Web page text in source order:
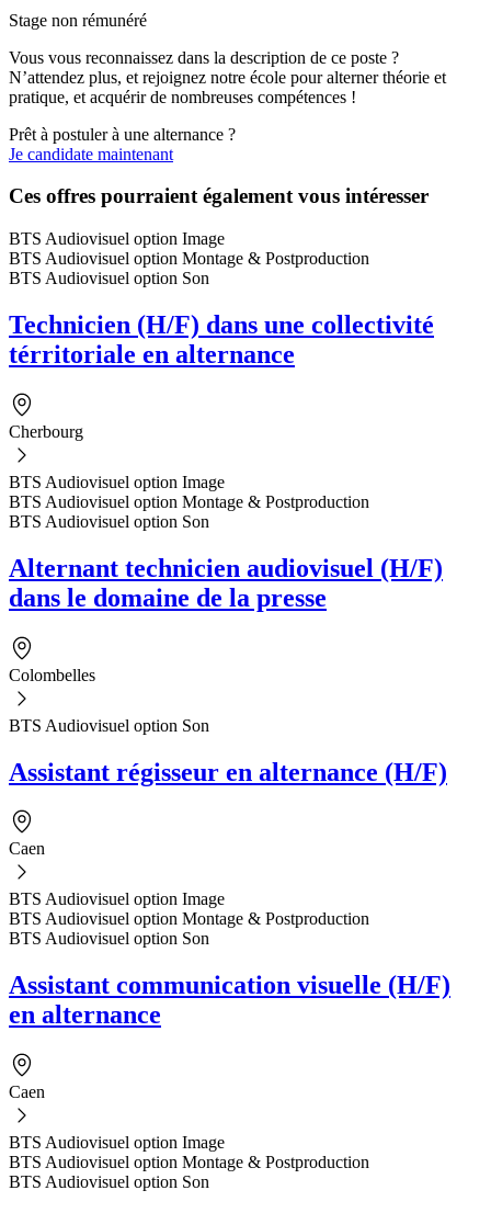
Stage non rémunéré
Vous vous reconnaissez dans la description de ce poste ?
N’attendez plus, et rejoignez notre école pour alterner théorie et
pratique, et acquérir de nombreuses compétences !
Prêt à postuler à une alternance ?
Je candidate maintenant
Ces offres pourraient également vous intéresser
BTS Audiovisuel option Image
BTS Audiovisuel option Montage & Postproduction
BTS Audiovisuel option Son
Technicien (H/F) dans une collectivité
térritoriale en alternance
Cherbourg
BTS Audiovisuel option Image
BTS Audiovisuel option Montage & Postproduction
BTS Audiovisuel option Son
Alternant technicien audiovisuel (H/F)
dans le domaine de la presse
Colombelles
BTS Audiovisuel option Son
Assistant régisseur en alternance (H/F)
Caen
BTS Audiovisuel option Image
BTS Audiovisuel option Montage & Postproduction
BTS Audiovisuel option Son
Assistant communication visuelle (H/F)
en alternance
Caen
BTS Audiovisuel option Image
BTS Audiovisuel option Montage & Postproduction
BTS Audiovisuel option Son